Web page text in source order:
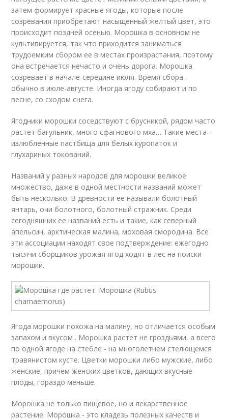
затем формирует красные ягоды, которые после
созревания приобретают насыщенный желтый цвет, это
происходит поздней осенью. Морошка в основном не
культивируется, так что приходится заниматься
трудоемким сбором ее в местах произрастания, поэтому
она встречается нечасто и очень дорога. Морошка
созревает в начале-середине июля. Время сбора -
обычно в июле-августе. Иногда ягоду собирают и по
весне, со сходом снега.
Ягодники морошки соседствуют с брусникой, рядом часто
растет багульник, много сфагнового мха… Такие места -
излюбленные пастбища для белых куропаток и
глухариных токований.
Названий у разных народов для морошки великое
множество, даже в одной местности названий может
быть несколько. В древности ее называли болотный
янтарь, очи болотного, болотный стражник. Среди
сегодняшних ее названий есть и такие, как северный
апельсин, арктическая малина, моховая смородина. Все
эти ассоциации находят свое подтверждение: ежегодно
тысячи сборщиков урожая ягод ходят в лес на поиски
морошки.
Ягода морошки похожа на малину, но отличается особым
запахом и вкусом . Морошка растет не гроздьями, а всего
по одной ягоде на стебле - на многолетнем стелющемся
травянистом кусте. Цветки морошки либо мужские, либо
женские, причем женских цветков, дающих вкусные
плоды, гораздо меньше.
Морошка не только пищевое, но и лекарственное
растение. Морошка - это кладезь полезных качеств и